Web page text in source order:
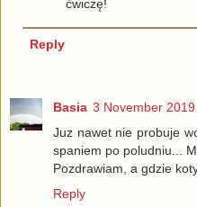
ćwiczę!
Reply
Basia 3 November
Juz nawet nie probuje
spaniem po poludniu...
Pozdrawiam, a gdzie
Reply